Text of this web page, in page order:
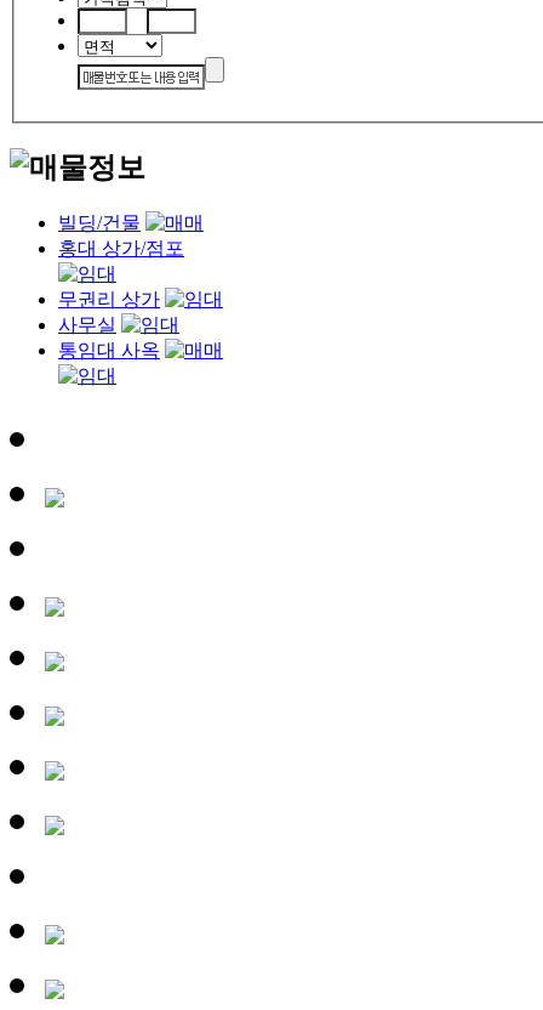
빌딩/건물
홍대 상가/점포
무권리 상가
사무실
통임대 사옥